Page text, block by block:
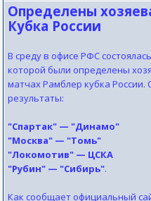
Определены
Кубка России
В среду в офисе РФС
которой были определены
матчах Рамблер кубка
результаты:
"Спартак" — "Динамо"
"Москва" — "Томь"
"Локомотив" — ЦСКА
"Рубин" — "Сибирь".
Как сообщает официальный